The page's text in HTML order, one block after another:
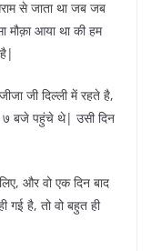
से जाता था जब जब
मौक़ा आया था की हम
जी दिल्ली में रहते है,
७ बजे पहुंचे थे| उसी दिन
और वो एक दिन बाद
गई है, तो वो बहुत ही